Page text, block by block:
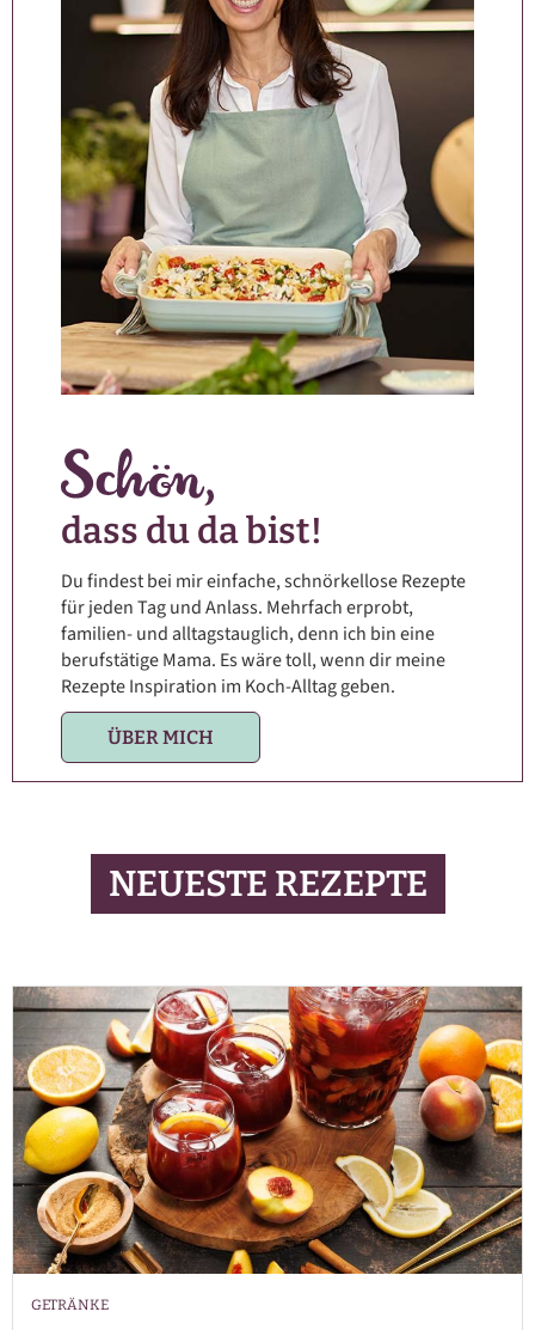
dass du da bist!
Du findest bei mir einfache, schnörkellose Rezepte
für jeden Tag und Anlass. Mehrfach erprobt,
familien- und alltagstauglich, denn ich bin eine
berufstätige Mama. Es wäre toll, wenn dir meine
Rezepte Inspiration im Koch-Alltag geben.
ÜBER MICH
NEUESTE REZEPTE
GETRÄNKE